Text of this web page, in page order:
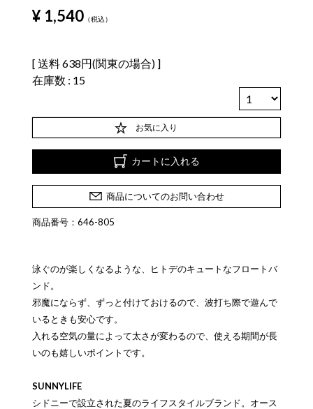
¥ 1,540 税込
送料638円(関東の場合)
在庫数
15
お気に入り
カートに入れる
商品についてのお問い合わせ
商品番号：646-805
泳ぐのが楽しくなるような、ヒトデのキュートなフロートバ
ンド。
邪魔にならず、ずっと付けておけるので、波打ち際で遊んで
いるときも安心です。
入れる空気の量によって太さが変わるので、使える期間が長
いのも嬉しいポイントです。
SUNNYLIFE
シドニーで設立された夏のライフスタイルブランド。オース